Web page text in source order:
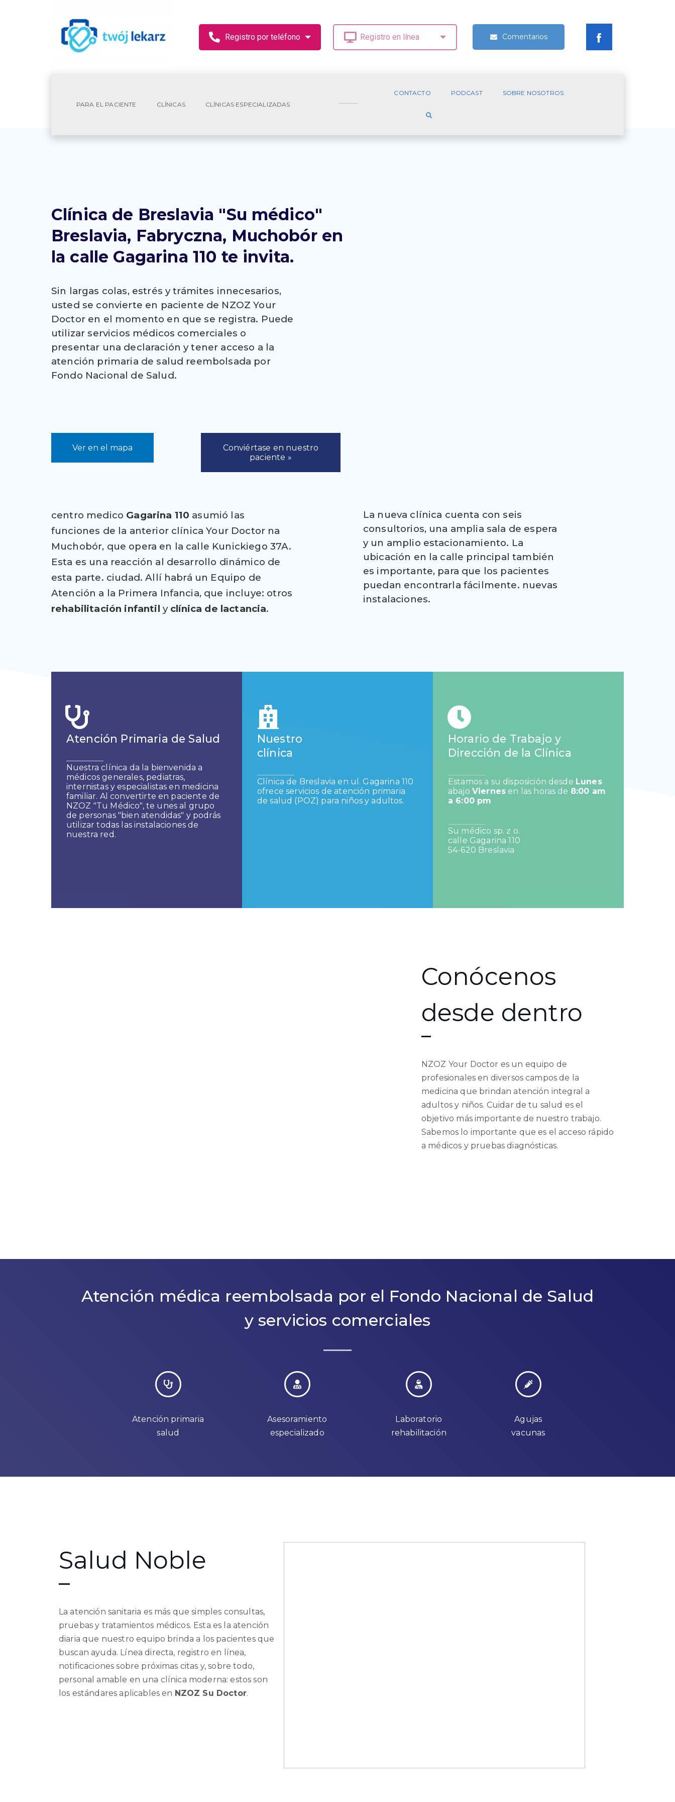
Comentarios
PARA EL PACIENTE CLÍNICAS CLÍNICAS ESPECIALIZADAS
CONTACTO PODCAST SOBRE NOSOTROS
Clínica de Breslavia "Su médico"
Breslavia, Fabryczna, Muchobór en
la calle Gagarina 110 te invita.
Sin largas colas, estrés y trámites innecesarios,
usted se convierte en paciente de NZOZ Your
Doctor en el momento en que se registra. Puede
utilizar servicios médicos comerciales o
presentar una declaración y tener acceso a la
atención primaria de salud reembolsada por
Fondo Nacional de Salud.
Ver en el mapa
Conviértase en nuestro
paciente »
centro medico Gagarina 110 asumió las
funciones de la anterior clínica Your Doctor na
Muchobór, que opera en la calle Kunickiego 37A.
Esta es una reacción al desarrollo dinámico de
esta parte. ciudad. Allí habrá un Equipo de
Atención a la Primera Infancia, que incluye: otros
rehabilitación infantil y clínica de lactancia.
La nueva clínica cuenta con seis
consultorios, una amplia sala de espera
y un amplio estacionamiento. La
ubicación en la calle principal también
es importante, para que los pacientes
puedan encontrarla fácilmente. nuevas
instalaciones.
Atención Primaria de Salud
Nuestra clínica da la bienvenida a
médicos generales, pediatras,
internistas y especialistas en medicina
familiar. Al convertirte en paciente de
NZOZ "Tu Médico", te unes al grupo
de personas "bien atendidas" y podrás
utilizar todas las instalaciones de
nuestra red.
Nuestro
clínica
Clínica de Breslavia en ul. Gagarina 110
ofrece servicios de atención primaria
de salud (POZ) para niños y adultos.
Horario de Trabajo y
Dirección de la Clínica
Estamos a su disposición desde Lunes
abajo Viernes en las horas de 8:00 am
a 6:00 pm
Su médico sp. z o.
calle Gagarina 110
54-620 Breslavia
Conócenos
desde dentro
NZOZ Your Doctor es un equipo de
profesionales en diversos campos de la
medicina que brindan atención integral a
adultos y niños. Cuidar de tu salud es el
objetivo más importante de nuestro trabajo.
Sabemos lo importante que es el acceso rápido
a médicos y pruebas diagnósticas.
Atención médica reembolsada por el Fondo Nacional de Salud
y servicios comerciales
Atención primaria
salud
Asesoramiento
especializado
Laboratorio
rehabilitación
Agujas
vacunas
Salud Noble
La atención sanitaria es más que simples consultas,
pruebas y tratamientos médicos. Esta es la atención
diaria que nuestro equipo brinda a los pacientes que
buscan ayuda. Línea directa, registro en línea,
notificaciones sobre próximas citas y, sobre todo,
personal amable en una clínica moderna: estos son
los estándares aplicables en NZOZ Su Doctor.